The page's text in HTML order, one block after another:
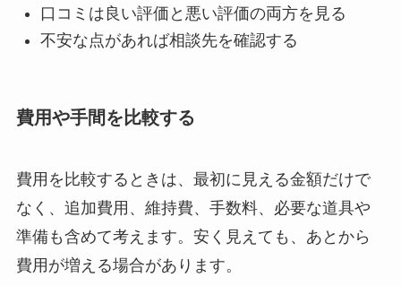
口コミは良い評価と悪い評価の両方を見る
不安な点があれば相談先を確認する
費用や手間を比較する
費用を比較するときは、最初に見える金額だけで
なく、追加費用、維持費、手数料、必要な道具や
準備も含めて考えます。安く見えても、あとから
費用が増える場合があります。